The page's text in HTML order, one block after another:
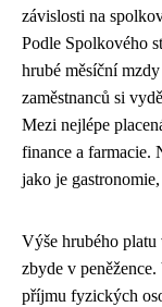
závislosti na
Podle Spolkového
hrubé měsíční
zaměstnanců si
Mezi nejlépe
finance a farmacie.
jako je
Výše hrubého
zbyde v
příjmu fyzických